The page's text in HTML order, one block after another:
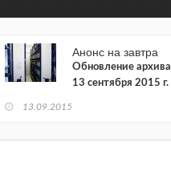
Анонс на завтра
Обновление архива
13 сентября 2015 г.
13.09.2015